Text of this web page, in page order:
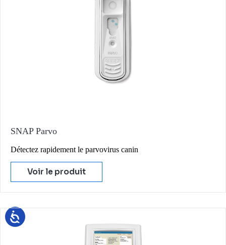
SNAP Parvo
Détectez rapidement le parvovirus canin
Voir le produit